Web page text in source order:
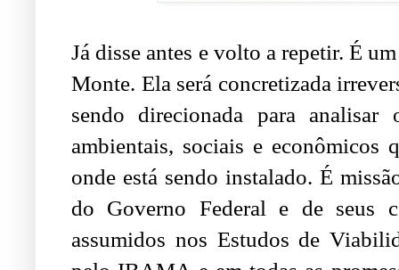
Já disse antes e volto a repetir. É
Monte. Ela será concretizada
sendo direcionada para
ambientais, sociais e econômicos
onde está sendo instalado. É
do Governo Federal e de seus
assumidos nos Estudos de